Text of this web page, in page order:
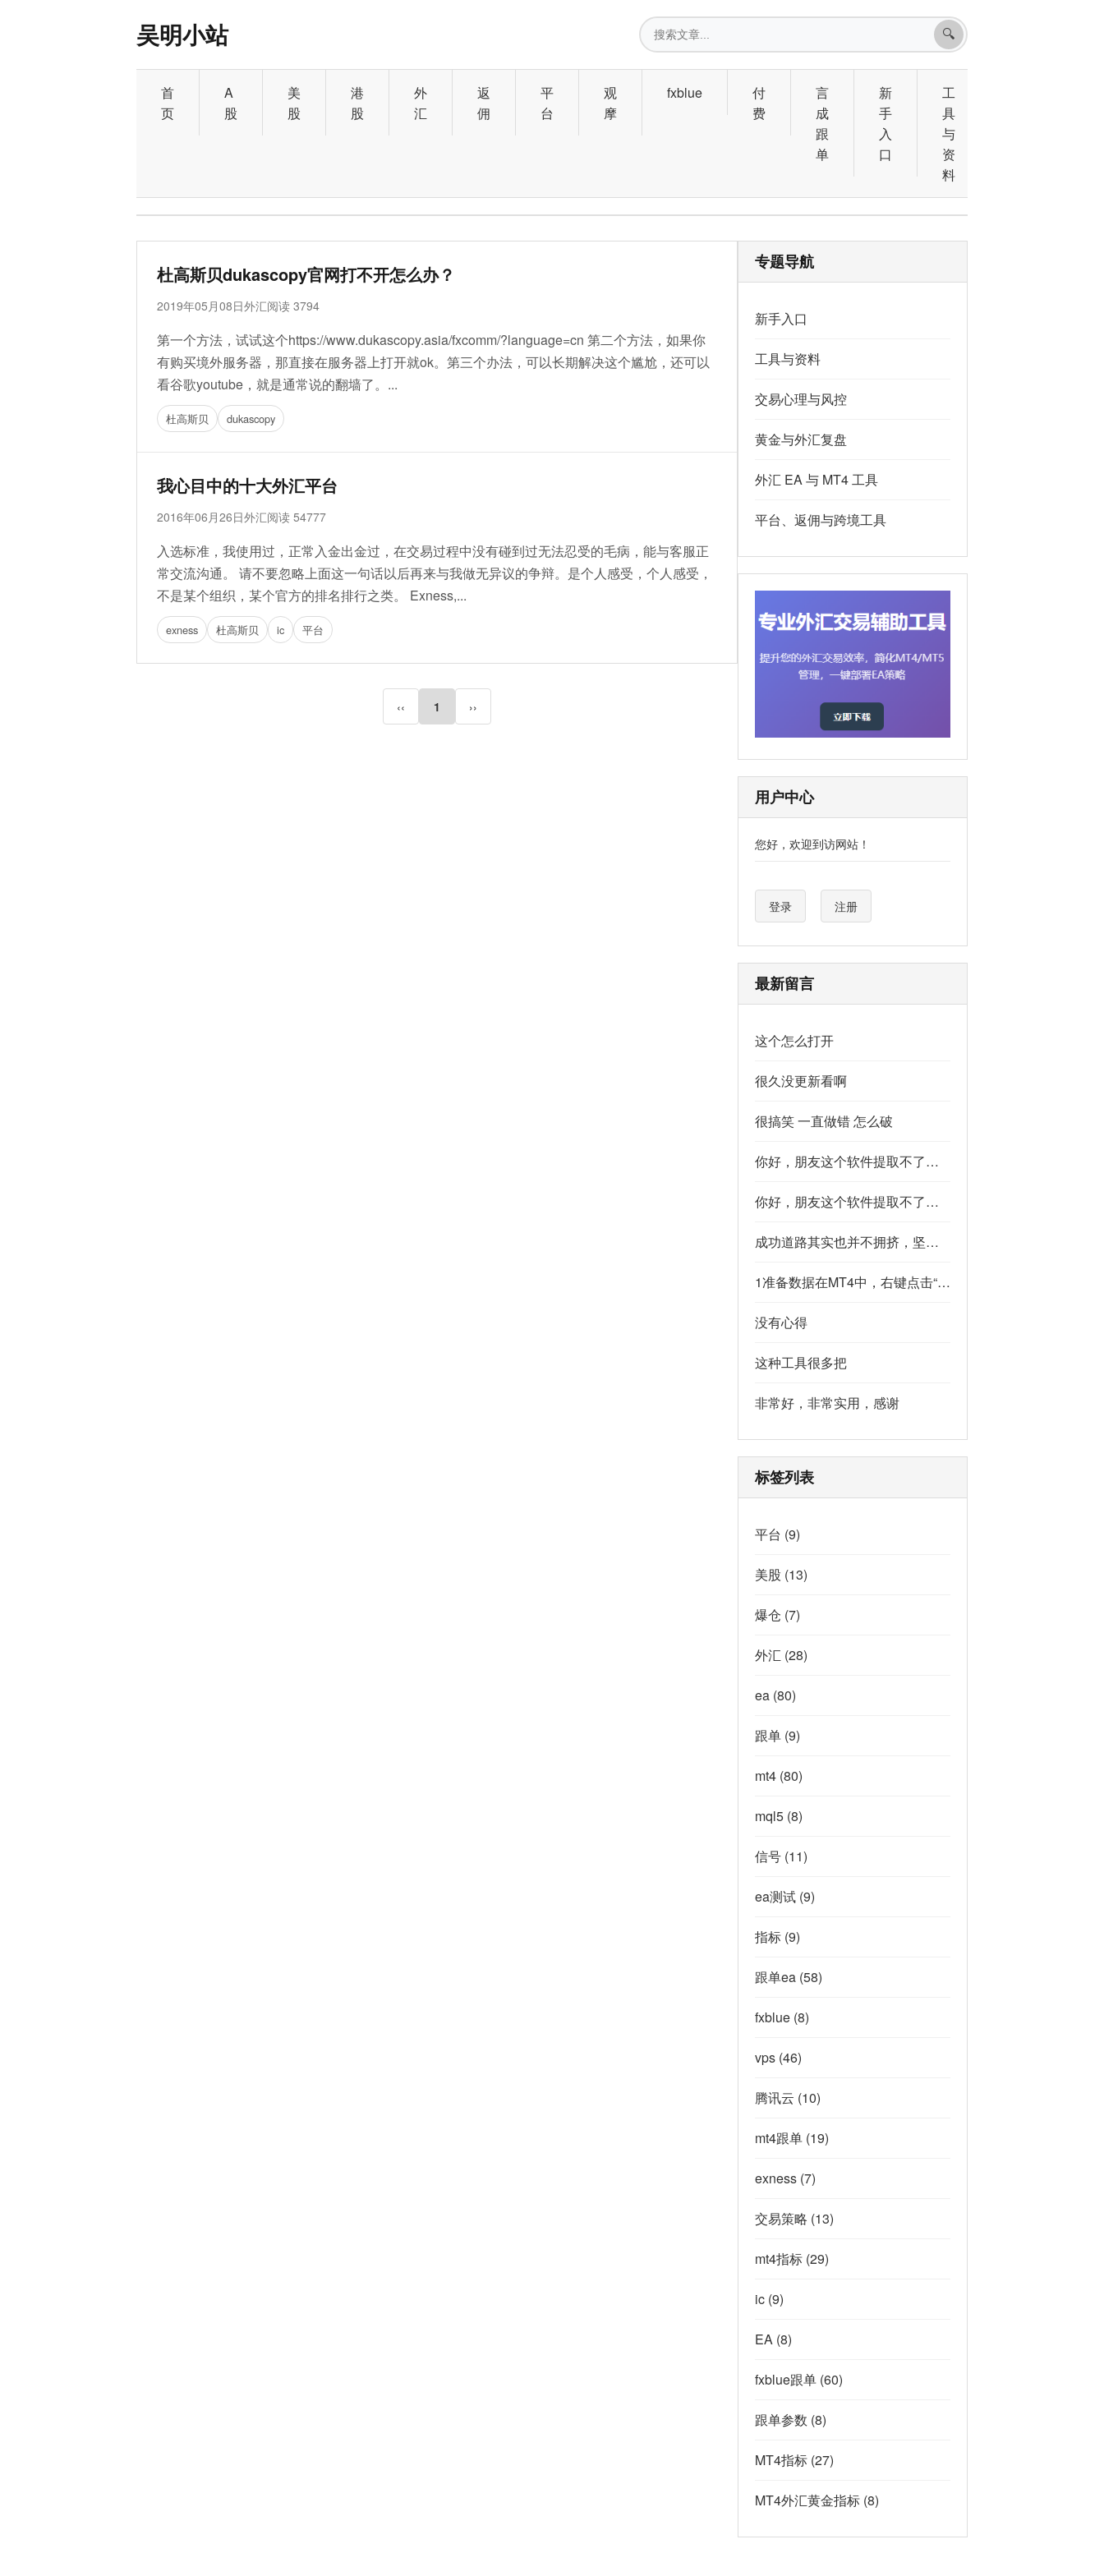
吴明小站
搜
索
🔍
首
页
A
股
美
股
港
股
外
汇
返
佣
平
台
观
摩
fxblue
付
费
言
成
跟
单
新
手
入
口
工
具
与
资
料
杜高斯贝dukascopy官网打不开怎么办？
2019年05月08日外汇阅读 3794
第一个方法，试试这个https://www.dukascopy.asia/fxcomm/?language=cn 第二个方法，如果你
有购买境外服务器，那直接在服务器上打开就ok。第三个办法，可以长期解决这个尴尬，还可以
看谷歌youtube，就是通常说的翻墙了。...
杜高斯贝 dukascopy
我心目中的十大外汇平台
2016年06月26日外汇阅读 54777
入选标准，我使用过，正常入金出金过，在交易过程中没有碰到过无法忍受的毛病，能与客服正
常交流沟通。 请不要忽略上面这一句话以后再来与我做无异议的争辩。是个人感受，个人感受，
不是某个组织，某个官方的排名排行之类。 Exness,...
exness 杜高斯贝 ic 平台
‹‹ 1 ››
专题导航
新手入口
工具与资料
交易心理与风控
黄金与外汇复盘
外汇 EA 与 MT4 工具
平台、返佣与跨境工具
用户中心
您好，欢迎到访网站！
登录 注册
最新留言
这个怎么打开
很久没更新看啊
很搞笑 一直做错 怎么破
你好，朋友这个软件提取不了如果你看到了，能不能把这个纯净版的发我邮箱里不
你好，朋友这个软件提取不了如果你看到了，能不能把这个纯净版的发我邮箱里不
成功道路其实也并不拥挤，坚持下去的人，少之又少,说的真好
1准备数据在MT4中，右键点击“账户历史” → 选择“保存为详细户口结单” → 保存为一个HTML文件。用Excel打开这个HTML文件，或者打开它并复制全部内容，粘贴到一个空白Excel工作表中。2使用你的.xlsm文件打开你已经保存好的“MT4报表合并神器.xlsm”文件。将上一步中未处理的两行数据，复制并粘贴到这个.xlsm文件的第一个工作表中。3运行宏在Excel中，按快捷键 Alt + F8 打开“宏”对话框。选择名为 MergeMT4Statement_Ultimate 的宏，然后点击“执行”或“运行”。4完成宏运行后，你会发现原本错位成两行的数据，已经自动合并成一行了。
没有心得
这种工具很多把
非常好，非常实用，感谢
标签列表
平台 (9)
美股 (13)
爆仓 (7)
外汇 (28)
ea(80)
跟单(9)
mt4(80)
mql5(8)
信号(11)
ea测试(9)
指标(9)
跟单ea(58)
fxblue(8)
vps(46)
腾讯云 (10)
mt4跟单(19)
exness(7)
交易策略 (13)
mt4指标(29)
ic(9)
EA(8)
fxblue跟单(60)
跟单参数 (8)
MT4指标(27)
MT4外汇黄金指标(8)